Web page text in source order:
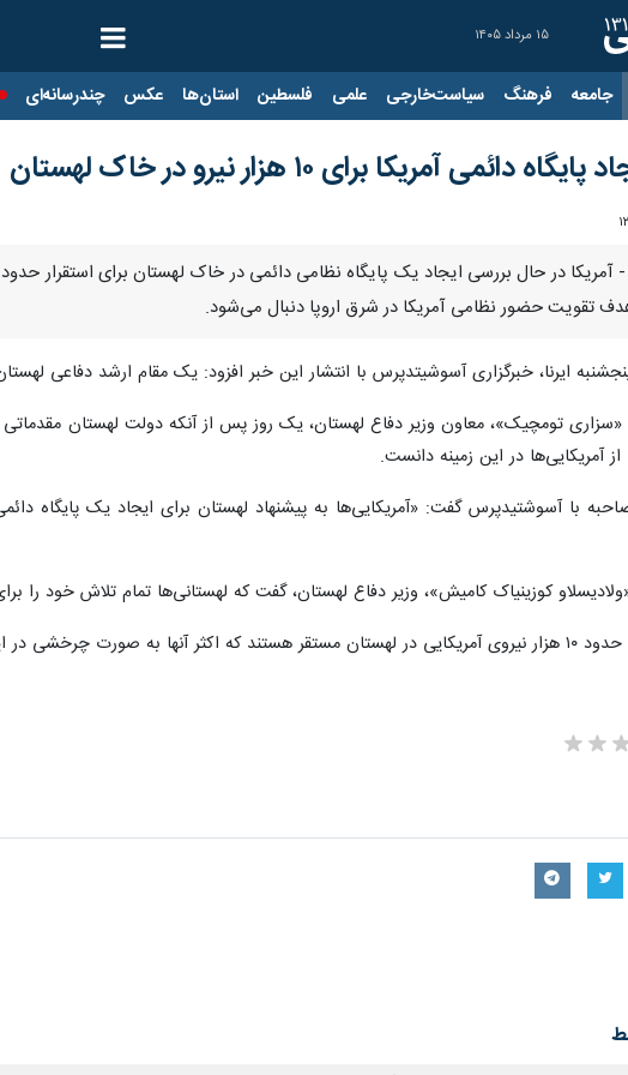
۱۵ مرداد ۱۴۰۵
جامعه فرهنگ سیاست‌خارجی علمی فلسطین استان‌ها عکس چندرسانه‌ای
دائمی آمریکا برای ۱۰ هزار نیرو در خاک لهستان
تقویت حضور نظامی آمریکا در شرق اروپا دنبال می‌شود.
ایرنا، خبرگزاری آسوشیتدپرس با انتشار این خبر افزود: یک مقام ارشد دفاعی
«سزاری تومچیک»، معاون وزیر دفاع لهستان، یک روز پس از آنکه دولت لهستان
از آمریکایی‌ها در این زمینه دانست.
با آسوشتیدپرس گفت: «آمریکایی‌ها به پیشنهاد لهستان برای ایجاد یک پایگاه
کوزینیاک کامیش»، وزیر دفاع لهستان، گفت که لهستانی‌ها تمام تلاش خود را
چرخشی در این کشور قرار دارند.